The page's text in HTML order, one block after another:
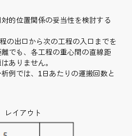
的位置関係の妥当性を検討する
の出口から次の工程の入口までを
でも、各工程の重心間の直線距
ありません。
例では、1日あたりの運搬回数と
レイアウト